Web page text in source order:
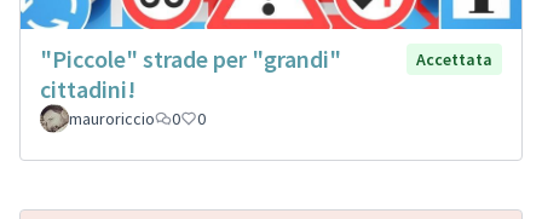
"Piccole" strade per "grandi"
cittadini!
Accettata
mauroriccio 0 0